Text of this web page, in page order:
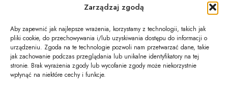
Zarządzaj zgodą
Aby zapewnić jak najlepsze wrażenia, korzystamy z technologii, takich jak
pliki cookie, do przechowywania i/lub uzyskiwania dostępu do informacji o
urządzeniu. Zgoda na te technologie pozwoli nam przetwarzać dane, takie
jak zachowanie podczas przeglądania lub unikalne identyfikatory na tej
stronie. Brak wyrażenia zgody lub wycofanie zgody może niekorzystnie
wpłynąć na niektóre cechy i funkcje.
Newsletter
Informacje